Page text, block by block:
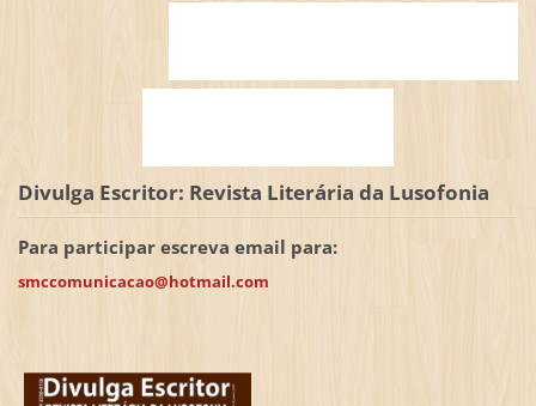
Divulga Escritor: Revista Literária da Lusofonia
Para participar escreva email para:
smccomunicacao@hotmail.com